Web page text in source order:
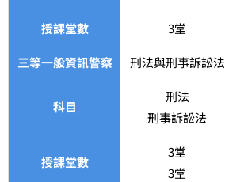
授課堂數 3堂
三等一般資訊警察 刑法與刑事訴訟法
科目
刑法
刑事訴訟法
授課堂數
3堂
3堂